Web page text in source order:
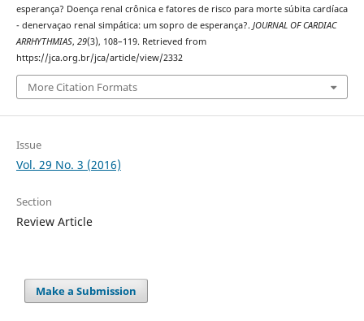
esperança? Doença renal crônica e fatores de risco para morte súbita cardíaca
- denervaçao renal simpática: um sopro de esperança?. JOURNAL OF CARDIAC
ARRHYTHMIAS, 29(3), 108–119. Retrieved from
https://jca.org.br/jca/article/view/2332
More Citation Formats
Issue
Vol. 29 No. 3 (2016)
Section
Review Article
Make a Submission